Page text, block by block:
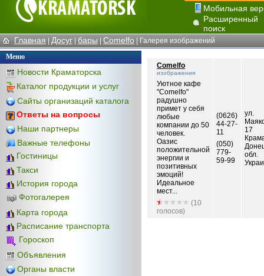
Мобильная
Расширенный
поиск
Главная | Досуг | бары | Comelfo | Галерея изображений
Меню
Новости Краматорска
Каталог продукции и услуг
Сайты организаций каталога
Ответы на вопросы
Наши партнеры
Важные телефоны
Гостиницы
Такси
История города
Фотогалерея
Карта города
Расписание транспорта
Гороскоп
Объявления
Органы власти
Comelfo
изображения
Уютное кафе
"Сomelfo"
радушно
примет у себя
любые
компании до 50
человек.
Оазис
положительной
энергии и
позитивных
эмоций!
Идеальное
мест...
(10
голосов)
(0626)
44-27-
11
(050)
779-
59-99
ул.
17
обл.